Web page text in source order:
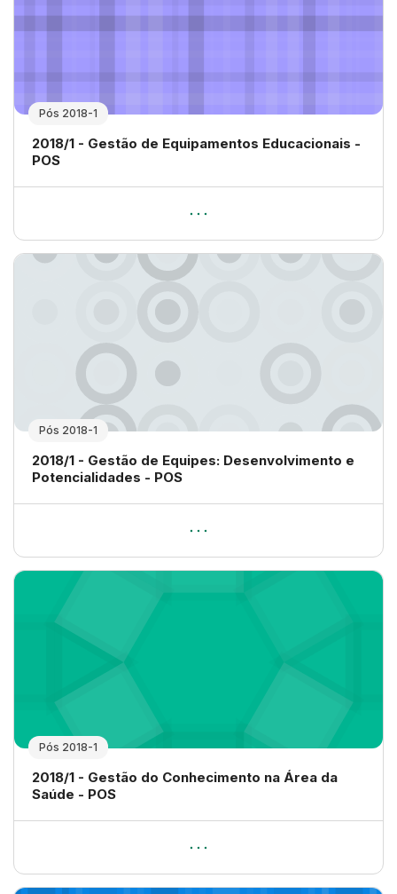
Pós 2018-1
Nome da disciplina
2018/1 - Gestão de Equipamentos Educacionais -
POS
Pós 2018-1
Nome da disciplina
2018/1 - Gestão de Equipes: Desenvolvimento e
Potencialidades - POS
Pós 2018-1
Nome da disciplina
2018/1 - Gestão do Conhecimento na Área da
Saúde - POS